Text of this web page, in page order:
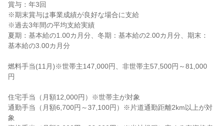
賞与：年3回
※期末賞与は事業成績が良好な場合に支給
※過去3年間の平均支給実績
夏期：基本給の1.00カ月分、冬期：基本給の2.00カ月分、期末：
基本給の3.00カ月分
燃料手当(11月)※世帯主147,000円、非世帯主57,500円～81,000
円
住宅手当（月額12,000円）※世帯主が対象
通勤手当（月額6,700円～37,100円）※片道通勤距離2km以上が対
象